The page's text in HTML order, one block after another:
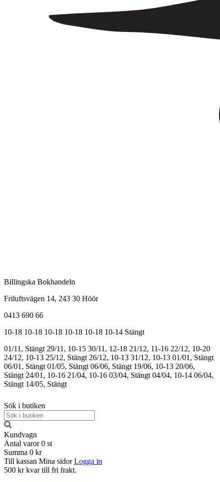
Billingska Bokhandeln
Friluftsvägen 14, 243 30 Höör
0413 690 66
10-18 10-18 10-18 10-18 10-18 10-14 Stängt
01/11, Stängt 29/11, 10-15 30/11, 12-18 21/12, 11-16 22/12, 10-20
24/12, 10-13 25/12, Stängt 26/12, 10-13 31/12, 10-13 01/01, Stängt
06/01, Stängt 01/05, Stängt 06/06, Stängt 19/06, 10-13 20/06,
Stängt 24/01, 10-16 21/04, 10-16 03/04, Stängt 04/04, 10-14 06/04,
Stängt 14/05, Stängt
Sök i butiken
Kundvagn
Antal varor 0 st
Summa 0 kr
Till kassan Mina sidor Logga in
500 kr kvar till fri frakt.